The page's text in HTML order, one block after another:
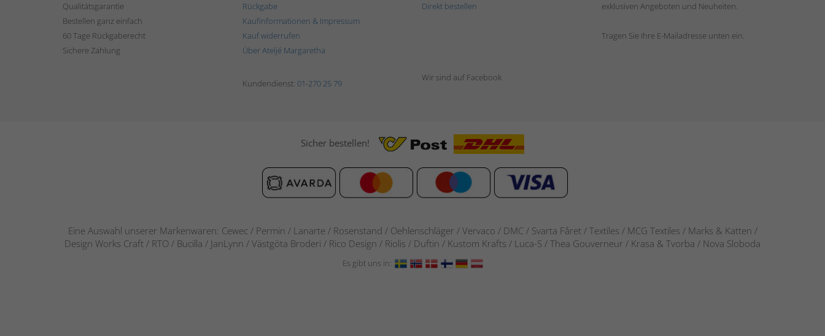
Qualitätsgarantie
Bestellen ganz einfach
60 Tage Rückgaberecht
Sichere Zahlung
Rückgabe
Kaufinformationen & Impressum
Kauf widerrufen
Über Ateljé Margaretha
Direkt bestellen
exklusiven Angeboten und Neuheiten.
Tragen Sie Ihre E-Mailadresse unten ein.
Kundendienst: 01-270 25 79
Wir sind auf Facebook
Sicher bestellen!
Eine Auswahl unserer Markenwaren: Cewec / Permin / Lanarte / Rosenstand / Oehlenschläger / Vervaco / DMC / Svarta Fåret / Textiles / MCG Textiles / Marks & Katten /
Design Works Craft / RTO / Bucilla / JanLynn / Västgöta Broderi / Rico Design / Riolis / Duftin / Kustom Krafts / Luca-S / Thea Gouverneur / Krasa & Tvorba / Nova Sloboda
Es gibt uns in: